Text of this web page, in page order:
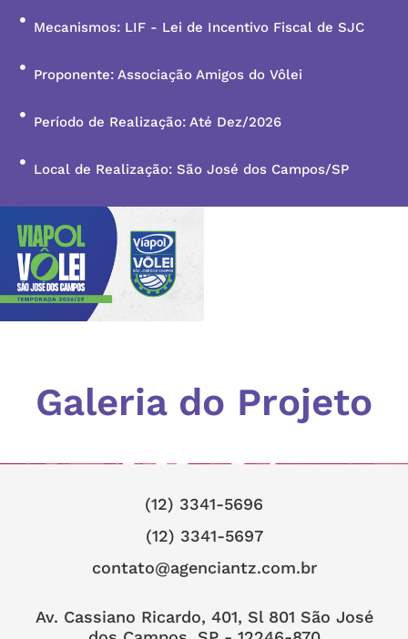
Mecanismos: LIF - Lei de Incentivo Fiscal de SJC
Proponente: Associação Amigos do Vôlei
Período de Realização: Até Dez/2026
Local de Realização: São José dos Campos/SP
Galeria do Projeto
(12) 3341-5696
(12) 3341-5697
contato@agenciantz.com.br
Av. Cassiano Ricardo, 401, Sl 801 São José